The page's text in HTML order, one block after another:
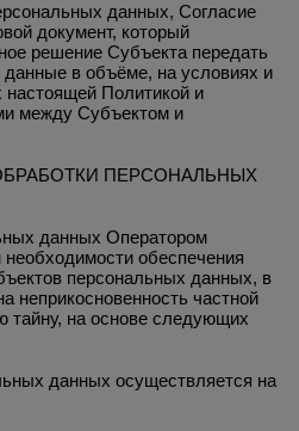
данных, Согласие
документ, который
решение Субъекта передать
в объёме, на условиях и
Политикой и
между Субъектом и
ПЕРСОНАЛЬНЫХ
данных Оператором
обеспечения
персональных данных, в
неприкосновенность частной
тайну, на основе следующих
данных осуществляется на